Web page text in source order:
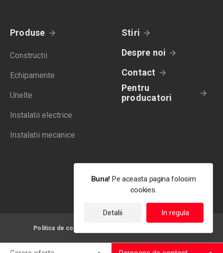
Produse
Constructii
Echipamente
Unelte
Instalatii electrice
Instalatii mecanice
Stiri
Despre noi
Contact
Pentru
producatori
Politica de confidentialitate
Buna! Pe aceasta pagina folosim
cookies.
Detalii In regula